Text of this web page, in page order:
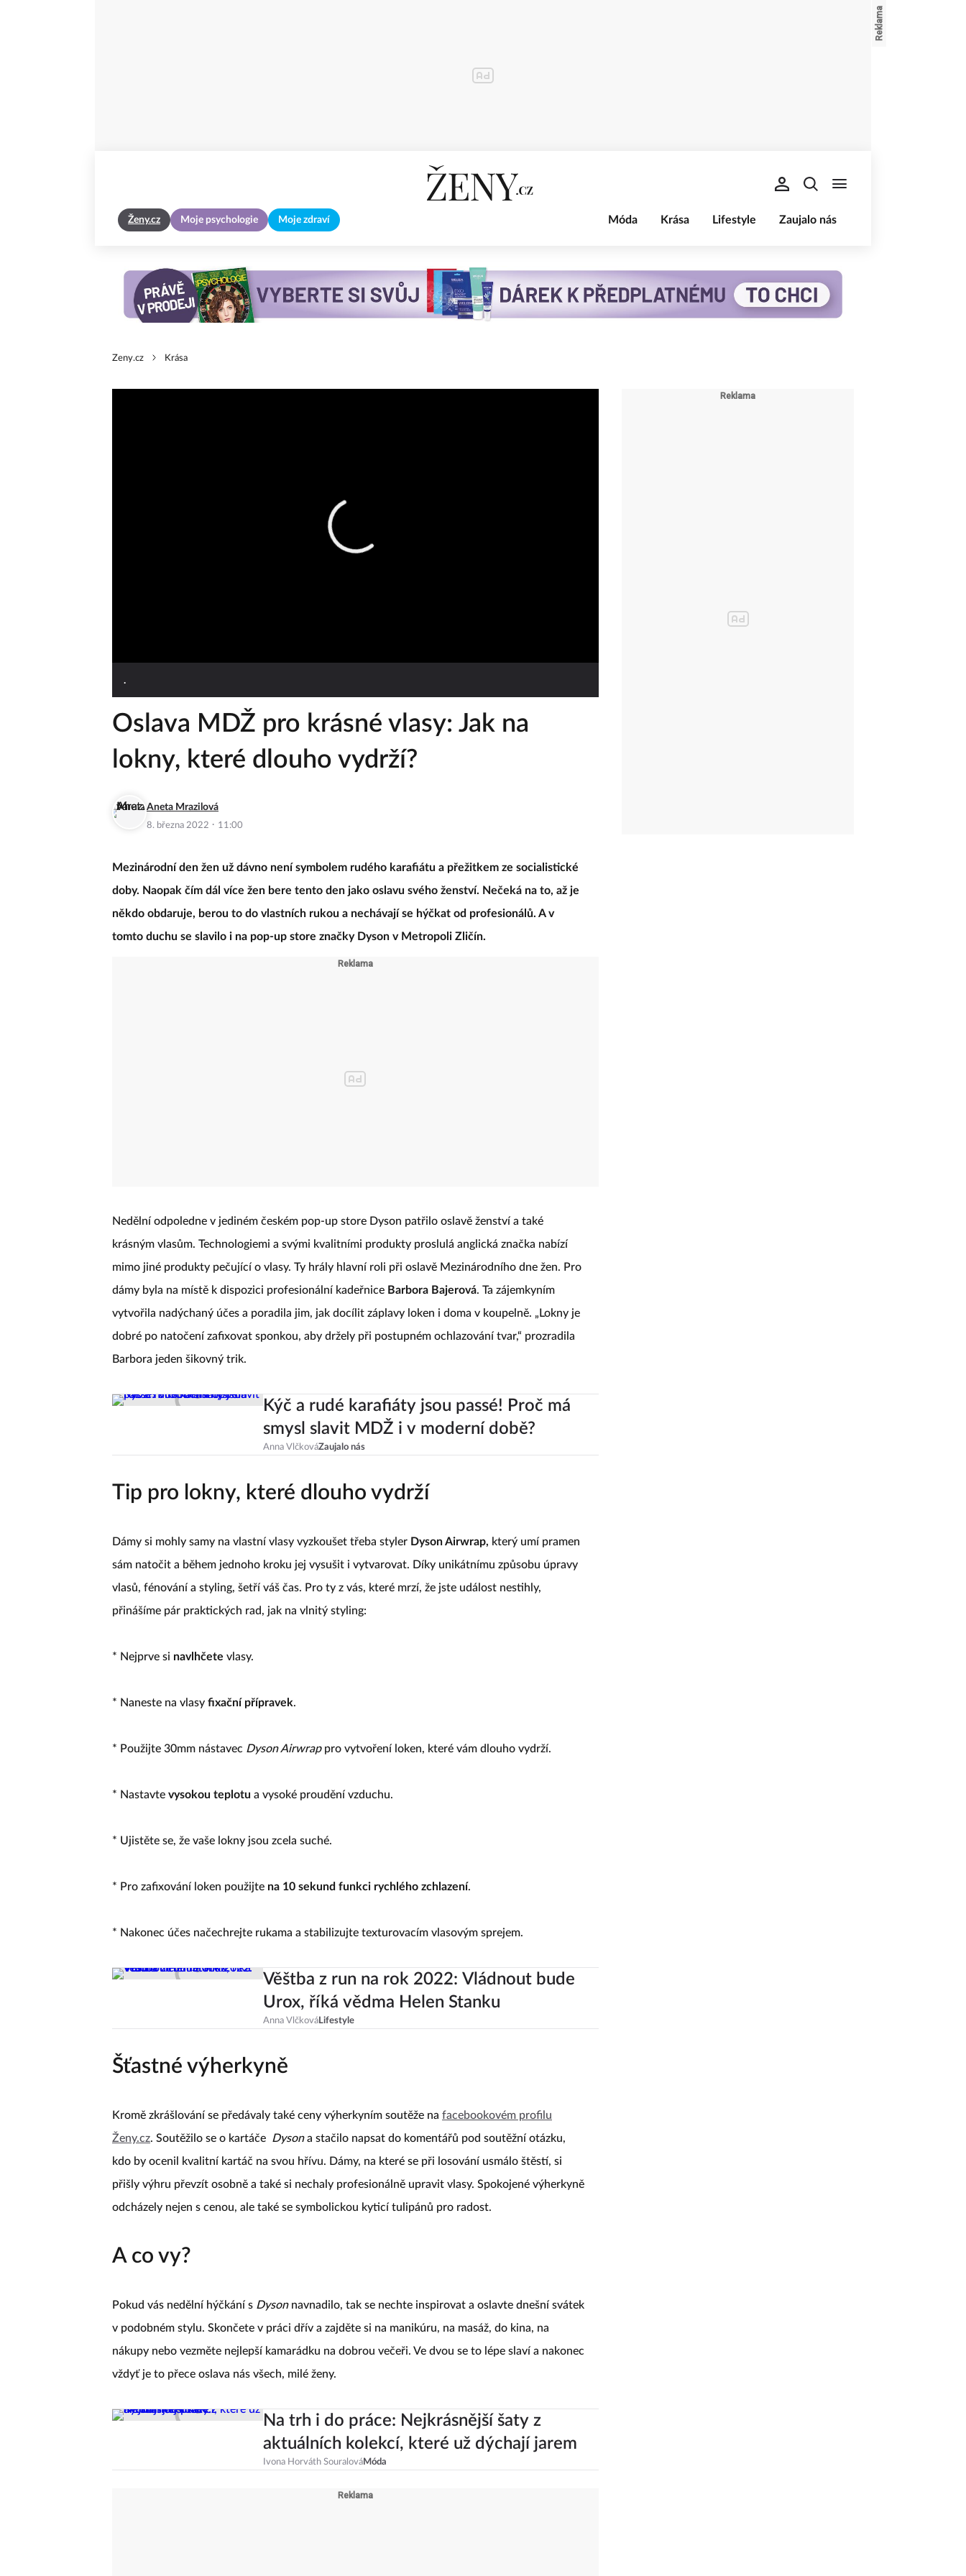
Ženy.cz Moje psychologie Moje zdraví Móda Krása Lifestyle Zaujalo nás
Zeny.cz Krása
.
Oslava MDŽ pro krásné vlasy: Jak na
lokny, které dlouho vydrží?
Aneta Mrazilová
8. března 2022 · 11:00
Mezinárodní den žen už dávno není symbolem rudého karafiátu a přežitkem ze socialistické
doby. Naopak čím dál více žen bere tento den jako oslavu svého ženství. Nečeká na to, až je
někdo obdaruje, berou to do vlastních rukou a nechávají se hýčkat od profesionálů. A v
tomto duchu se slavilo i na pop-up store značky Dyson v Metropoli Zličín.
Nedělní odpoledne v jediném českém pop-up store Dyson patřilo oslavě ženství a také
krásným vlasům. Technologiemi a svými kvalitními produkty proslulá anglická značka nabízí
mimo jiné produkty pečující o vlasy. Ty hrály hlavní roli při oslavě Mezinárodního dne žen. Pro
dámy byla na místě k dispozici profesionální kadeřnice Barbora Bajerová. Ta zájemkyním
vytvořila nadýchaný účes a poradila jim, jak docílit záplavy loken i doma v koupelně. „Lokny je
dobré po natočení zafixovat sponkou, aby držely při postupném ochlazování tvar,“ prozradila
Barbora jeden šikovný trik.
Kýč a rudé karafiáty jsou passé! Proč má
smysl slavit MDŽ i v moderní době?
Anna VlčkováZaujalo nás
Tip pro lokny, které dlouho vydrží
Dámy si mohly samy na vlastní vlasy vyzkoušet třeba styler Dyson Airwrap, který umí pramen
sám natočit a během jednoho kroku jej vysušit i vytvarovat. Díky unikátnímu způsobu úpravy
vlasů, fénování a styling, šetří váš čas. Pro ty z vás, které mrzí, že jste událost nestihly,
přinášíme pár praktických rad, jak na vlnitý styling:
* Nejprve si navlhčete vlasy.
* Naneste na vlasy fixační přípravek.
* Použijte 30mm nástavec Dyson Airwrappro vytvoření loken, které vám dlouho vydrží.
* Nastavte vysokou teplotu a vysoké proudění vzduchu.
* Ujistěte se, že vaše lokny jsou zcela suché.
* Pro zafixování loken použijte na 10 sekund funkci rychlého zchlazení.
* Nakonec účes načechrejte rukama a stabilizujte texturovacím vlasovým sprejem.
Věštba z run na rok 2022: Vládnout bude
Urox, říká vědma Helen Stanku
Anna VlčkováLifestyle
Šťastné výherkyně
Kromě zkrášlování se předávaly také ceny výherkyním soutěže na facebookovém profilu
Ženy.cz. Soutěžilo se o kartáče Dysona stačilo napsat do komentářů pod soutěžní otázku,
kdo by ocenil kvalitní kartáč na svou hřívu. Dámy, na které se při losování usmálo štěstí, si
přišly výhru převzít osobně a také si nechaly profesionálně upravit vlasy. Spokojené výherkyně
odcházely nejen s cenou, ale také se symbolickou kyticí tulipánů pro radost.
A co vy?
Pokud vás nedělní hýčkání s Dysonnavnadilo, tak se nechte inspirovat a oslavte dnešní svátek
v podobném stylu. Skončete v práci dřív a zajděte si na manikúru, na masáž, do kina, na
nákupy nebo vezměte nejlepší kamarádku na dobrou večeři. Ve dvou se to lépe slaví a nakonec
vždyť je to přece oslava nás všech, milé ženy.
Na trh i do práce: Nejkrásnější šaty z
aktuálních kolekcí, které už dýchají jarem
Ivona Horváth SouralováMóda